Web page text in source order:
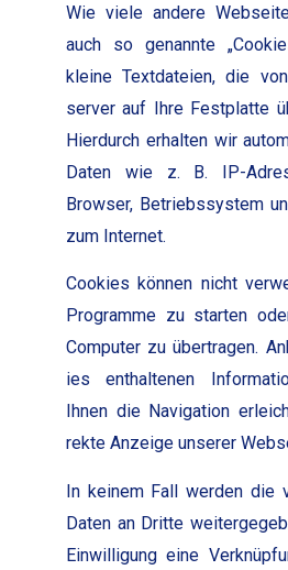
Wie viele andere
auch so genan­nte
kleine Text­dateien, die
serv­er auf Ihre Fest­plat­te
Hier­durch erhal­ten wir
Dat­en wie z. B. IP-
Brows­er, Betrieb­ssys­tem
zum Inter­net.
Cook­ies kön­nen nicht
Pro­gramme zu starten
Com­put­er zu über­tra­gen.
ies enthal­te­nen
Ihnen die Nav­i­ga­tion
rek­te Anzeige unser­er
In keinem Fall wer­den die
Dat­en an Dritte
Ein­willi­gung eine